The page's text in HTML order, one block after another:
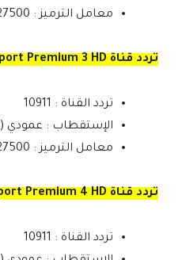
معامل الترميز : 27500
تردد قناة Polsat Sport Premium 3 HD على الاوروبي
تردد القناة : 10911
الإستقطاب : عمودي ( V )
معامل الترميز : 27500
تردد قناة Polsat Sport Premium 4 HD على الاوروبي
تردد القناة : 10911